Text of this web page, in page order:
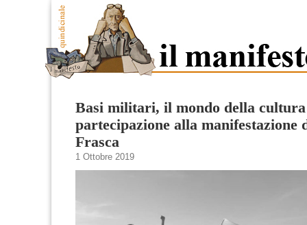
Basi militari, il mondo della cultura
partecipazione alla manifestazione
Frasca
1 Ottobre 2019